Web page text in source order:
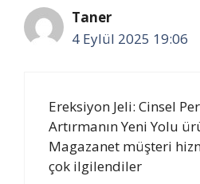
Taner
4 Eylül 2025 19:06
Ereksiyon Jeli: Cinsel
Artırmanın Yeni Yolu
Magazanet müşteri
çok ilgilendiler